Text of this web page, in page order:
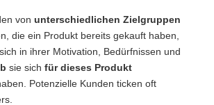
von unterschiedlichen Zielgruppen
die ein Produkt bereits gekauft haben,
in ihrer Motivation, Bedürfnissen und
sie sich für dieses Produkt
Potenzielle Kunden ticken oft